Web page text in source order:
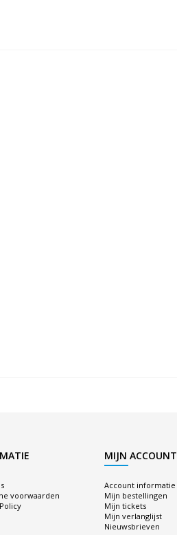
voorwaarden
MIJN ACCOUNT
Account informatie
Mijn bestellingen
Mijn tickets
Mijn verlanglijst
Nieuwsbrieven